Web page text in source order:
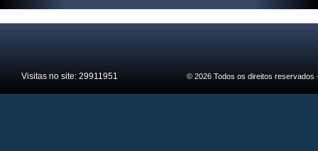
Visitas no site: 29911951 © 2026 Todos os direitos reservados